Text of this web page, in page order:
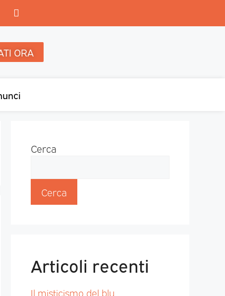
ORA
Cerca
Cerca
Articoli recenti
Il misticismo del blu